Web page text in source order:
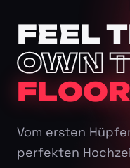
FEEL
OWN
Vom ersten
perfekten